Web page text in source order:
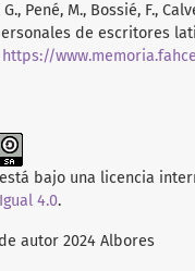
Pené, M., Bossié, F.,
de escritores
https://
bajo una licencia
4.0.
autor 2024 Albores